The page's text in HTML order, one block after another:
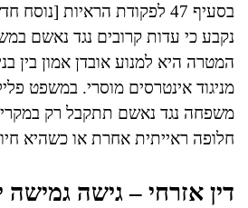
נקבע כי עדות קרובים נגד נאשם
המטרה היא למנוע אובדן אמון בין
מניגוד אינטרסים מוסרי. במשפט
משפחה נגד נאשם תתקבל רק
חלופה ראייתית אחרת או כשהיא
דין אזרחי – גישה גמישה